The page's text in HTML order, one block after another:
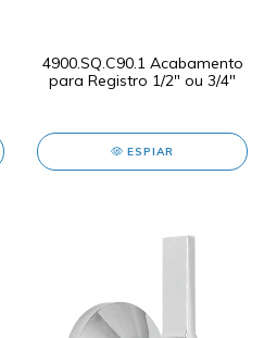
4900.SQ.C90.1 Acabamento
para Registro 1/2" ou 3/4"
ESPIAR